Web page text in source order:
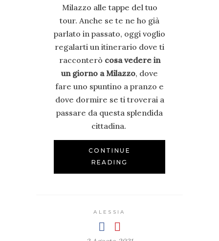
Milazzo alle tappe del tuo
tour. Anche se te ne ho già
parlato in passato, oggi voglio
regalarti un itinerario dove ti
racconterò cosa vedere in
un giorno a Milazzo, dove
fare uno spuntino a pranzo e
dove dormire se ti troverai a
passare da questa splendida
cittadina.
CONTINUE
READING
ALESSIA